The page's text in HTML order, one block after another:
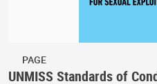
PAGE
UNMISS Standards of